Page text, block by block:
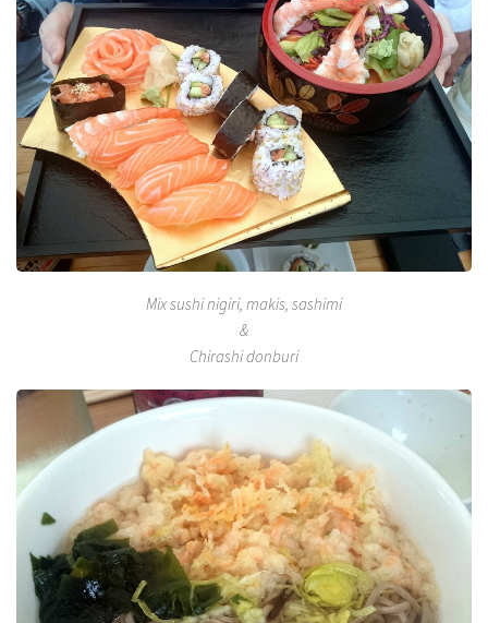
Mix sushi nigiri, makis, sashimi
&
Chirashi donburi